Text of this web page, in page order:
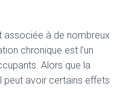
associée à de nombreux
chronique est l’un
Alors que la
avoir certains effets